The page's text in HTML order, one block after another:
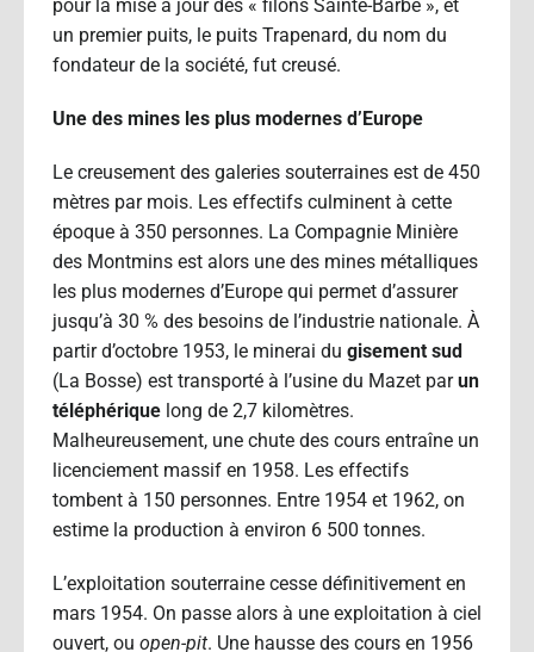
pour la mise à jour des « filons Sainte-Barbe », et
un premier puits, le puits Trapenard, du nom du
fondateur de la société, fut creusé.
Une des mines les plus modernes d’Europe
Le creusement des galeries souterraines est de 450
mètres par mois. Les effectifs culminent à cette
époque à 350 personnes. La Compagnie Minière
des Montmins est alors une des mines métalliques
les plus modernes d’Europe qui permet d’assurer
jusqu’à 30 % des besoins de l’industrie nationale. À
partir d’octobre 1953, le minerai du gisement sud
(La Bosse) est transporté à l’usine du Mazet parun
téléphérique long de 2,7 kilomètres.
Malheureusement, une chute des cours entraîne un
licenciement massif en 1958. Les effectifs
tombent à 150 personnes. Entre 1954 et 1962, on
estime la production à environ 6 500 tonnes.
L’exploitation souterraine cesse définitivement en
mars 1954. On passe alors à une exploitation à ciel
ouvert, ou open-pit. Une hausse des cours en 1956